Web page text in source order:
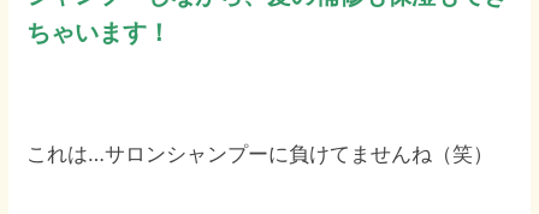
ちゃいます！
これは…サロンシャンプーに負けてませんね（笑）